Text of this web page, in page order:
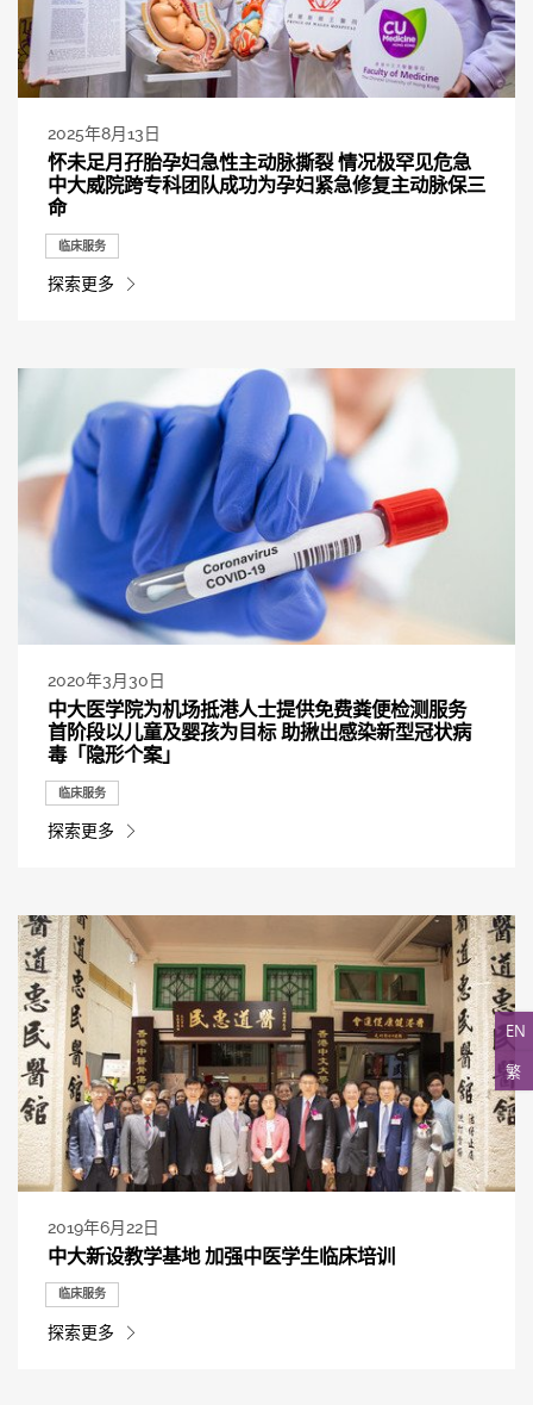
EN
繁
2025年8月13日
怀未足月孖胎孕妇急性主动脉撕裂 情况极罕见危急
中大威院跨专科团队成功为孕妇紧急修复主动脉保三
命
临床服务
探索更多
2020年3月30日
中大医学院为机场抵港人士提供免费粪便检测服务
首阶段以儿童及婴孩为目标 助揪出感染新型冠状病
毒「隐形个案」
临床服务
探索更多
2019年6月22日
中大新设教学基地 加强中医学生临床培训
临床服务
探索更多